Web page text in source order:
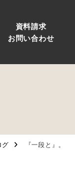
資料請求
お問い合わせ
グ 『一段と』。